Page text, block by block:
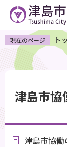
ペ
ー
ジ
で
す
現在のページ ト
津島市協
津島市協